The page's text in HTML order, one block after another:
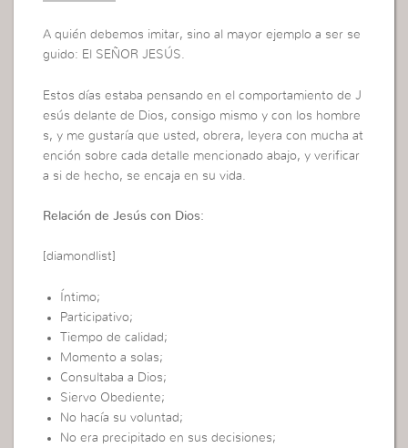
A quién debemos imitar, sino al mayor ejemplo a ser se
guido: El SEÑOR JESÚS.
Estos días estaba pensando en el comportamiento de J
esús delante de Dios, consigo mismo y con los hombre
s, y me gustaría que usted, obrera, leyera con mucha at
ención sobre cada detalle mencionado abajo, y verificar
a si de hecho, se encaja en su vida.
Relación de Jesús con Dios:
[diamondlist]
Íntimo;
Participativo;
Tiempo de calidad;
Momento a solas;
Consultaba a Dios;
Siervo Obediente;
No hacía su voluntad;
No era precipitado en sus decisiones;